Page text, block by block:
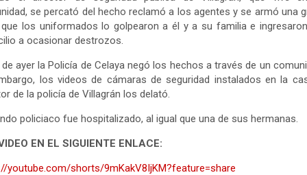
se percató del hecho reclamó a los agentes y se armó una
los uniformados lo golpearon a él y a su familia e
a ocasionar destrozos.
de ayer la Policía de Celaya negó los hechos a través de un
los videos de cámaras de seguridad instalados en la
de la policía de Villagrán los delató.
policiaco fue hospitalizado, al igual que una de sus hermanas.
EN EL SIGUIENTE ENLACE:
youtube.com/shorts/9mKakV8IjKM?feature=share